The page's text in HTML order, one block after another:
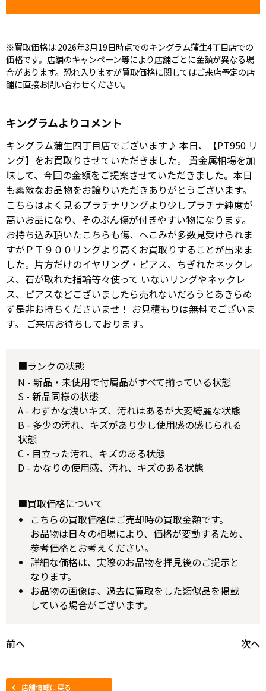
※買取価格は 2026年3月19日時点でのキングラム蒲生4丁目店での
価格です。店舗のキャンペーン等により店舗ごとに金額が異なる場
合があります。恐れ入りますが買取価格に関してはご来店予定の店
舗に直接お問い合わせください。
キングラムよりコメント
キングラム蒲生四丁目店でございます♪ 本日、【PT950 リ
ング】をお買取りさせていただきました。 貴金属相場を加
味して、今回の金額をご提案させていただきました。本日
も素敵なお品物をお譲りいただきありがとうございます。
こちらはよく見るプラチナリングより少しプラチナ純度が
高いお品になり、そのぶん傷が付きやすい物になります。
お持ち込み頂いたこちらも傷、へこみが多数見受けられま
すがＰＴ９００リングより高くお買取りすることが出来ま
した。片方だけのイヤリング・ピアス、ちぎれたネックレ
ス、石が取れた指輪等々使って いないリングやネックレ
ス、ピアスなどございましたら売れないだろうとあきらめ
ず是非お持ちくださいませ！ お見積もりは無料でございま
す。 ご来店お待ちしております。
■ランクの状態
N - 新品・未使用で付属品がすべて揃っている状態
S - 新品同様の状態
A - わずかな浅いキズ、汚れはあるが大変綺麗な状態
B - 多少の汚れ、キズがあり少し使用感の感じられる
状態
C - 目立った汚れ、キズのある状態
D - かなりの使用感、汚れ、キズのある状態
■買取価格について
こちらの買取価格はご売却時の買取金額です。
お品物は日々の相場により、価格が変動するため、
参考価格とお考えください。
詳細な価格は、実際のお品物を拝見後のご提示と
なります。
お品物の画像は、過去に買取をした類似品を掲載
している場合がございます。
前へ 次へ
店舗情報に戻る